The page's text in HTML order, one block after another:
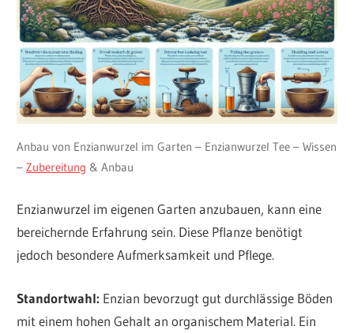
Anbau von Enzianwurzel im Garten – Enzianwurzel Tee – Wissen
–Zubereitung & Anbau
Enzianwurzel im eigenen Garten anzubauen, kann eine
bereichernde Erfahrung sein. Diese Pflanze benötigt
jedoch besondere Aufmerksamkeit und Pflege.
Standortwahl: Enzian bevorzugt gut durchlässige Böden
mit einem hohen Gehalt an organischem Material. Ein